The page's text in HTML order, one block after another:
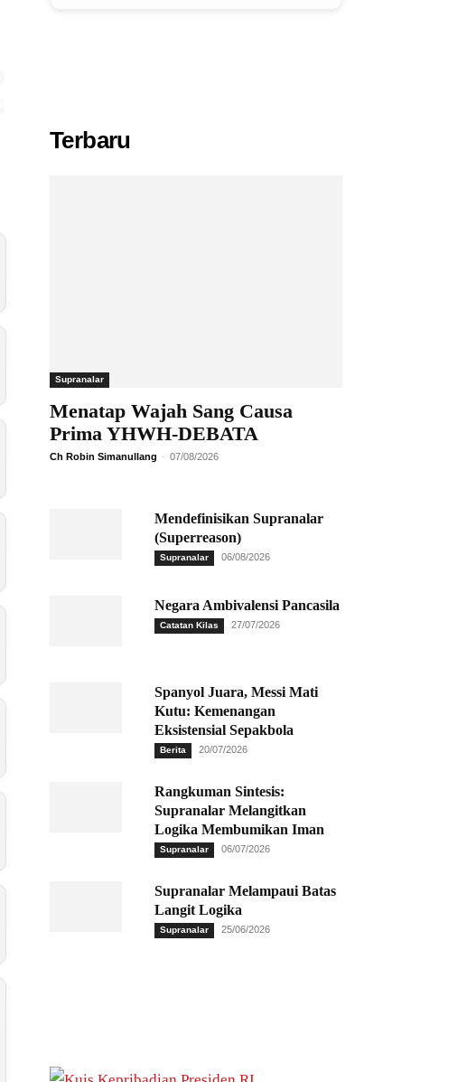
Terbaru
Supranalar
Menatap Wajah Sang Causa
Prima YHWH-DEBATA
Ch Robin Simanullang - 07/08/2026
Mendefinisikan Supranalar
(Superreason)
Supranalar 06/08/2026
Negara Ambivalensi Pancasila
Catatan Kilas 27/07/2026
Spanyol Juara, Messi Mati
Kutu: Kemenangan
Eksistensial Sepakbola
Berita 20/07/2026
Rangkuman Sintesis:
Supranalar Melangitkan
Logika Membumikan Iman
Supranalar 06/07/2026
Supranalar Melampaui Batas
Langit Logika
Supranalar 25/06/2026